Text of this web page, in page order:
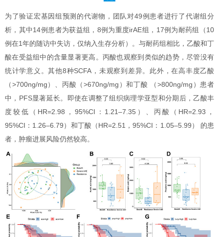
为了验证宏基因组预测的代谢物，团队对49例患者进行了代谢组分
析，其中14例患者为获益组，8例为重度irAE组，17例为耐药组（10
例在1年的随访中失访，仅纳入生存分析）。与耐药组相比，乙酸和丁
酸在受益组中的含量显著更高。丙酸也观察到类似的趋势，尽管没有
统计学意义。其他8种SCFA，未观察到差异。此外，在高丰度乙酸
（>700ng/mg）、丙酸（>670ng/mg）和丁酸 （>800ng/mg）患者
中，PFS显著延长。即使在调整了组织病理学亚型和分期后，乙酸丰
度较低（HR=2.98，95%CI：1.21–7.35）、丙酸（HR=2.93，
95%CI：1.26–6.79）和丁酸（HR=2.51，95%CI：1.05–5.99） 的患
者，肿瘤进展风险仍然较高。